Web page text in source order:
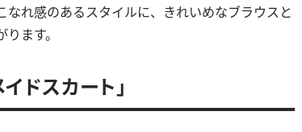
れ感のあるスタイルに、きれいめなブラウスと
ます。
ドスカート」